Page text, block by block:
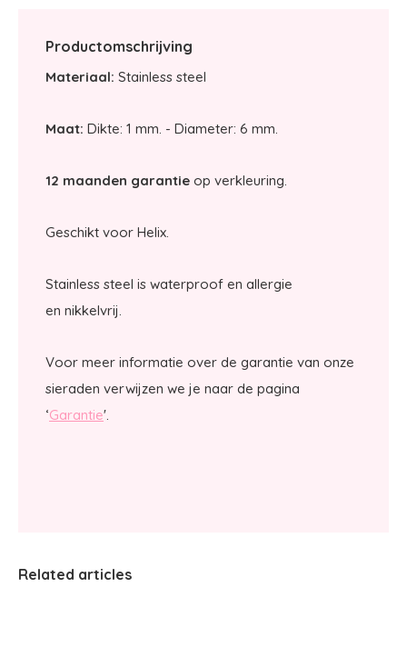
Productomschrijving
Materiaal: Stainless steel
Maat: Dikte: 1 mm. - Diameter: 6 mm.
12 maanden garantie op verkleuring.
Geschikt voor Helix.
Stainless steel is waterproof en allergie
en nikkelvrij.
Voor meer informatie over de garantie van onze
sieraden verwijzen we je naar de pagina
‘Garantie'.
Related articles